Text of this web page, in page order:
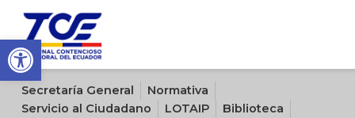
Open toolbar
Sitio oficial del Tribunal Contencioso Electoral del Ecuador
Secretaría General
Normativa
Servicio al Ciudadano
LOTAIP
Biblioteca